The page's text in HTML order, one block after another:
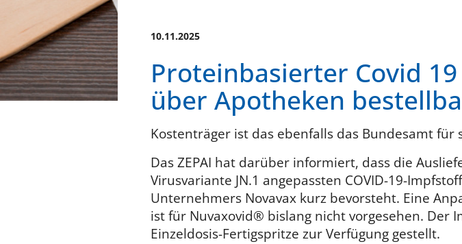
10.11.2025
Proteinbasierter Covid
über Apotheken
Kostenträger ist das ebenfalls das Bundesamt für
Das ZEPAI hat darüber informiert, dass die
Virusvariante JN.1 angepassten COVID-19-
Unternehmers Novavax kurz bevorsteht. Eine
ist für Nuvaxovid® bislang nicht vorgesehen. Der
Einzeldosis-Fertigspritze